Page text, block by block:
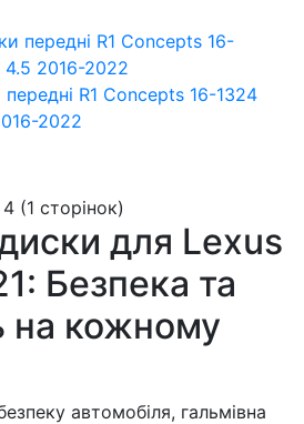
передні R1 Concepts 16-1324
2022
(1 сторінок)
для Lexus
Безпека та
на кожному
автомобіля, гальмівна